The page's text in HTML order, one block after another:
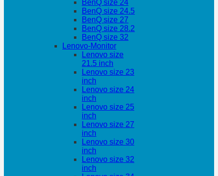
BenQ size 24
BenQ size 24.5
BenQ size 27
BenQ size 28.2
BenQ size 32
Lenovo-Monitor
Lenovo size
21.5 inch
Lenovo size 23
inch
Lenovo size 24
inch
Lenovo size 25
inch
Lenovo size 27
inch
Lenovo size 30
inch
Lenovo size 32
inch